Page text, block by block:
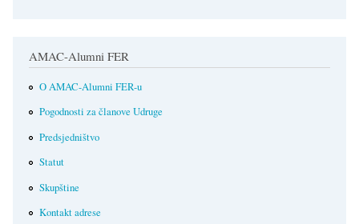
AMAC-Alumni FER
O AMAC-Alumni FER-u
Pogodnosti za članove Udruge
Predsjedništvo
Statut
Skupštine
Kontakt adrese